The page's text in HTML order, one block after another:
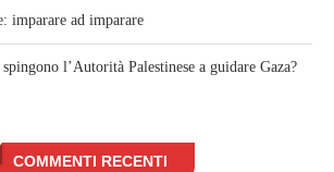
imparare ad imparare
l’Autorità Palestinese a guidare Gaza?
COMMENTI RECENTI